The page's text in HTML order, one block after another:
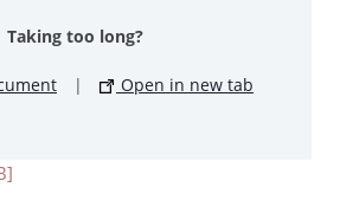
Taking too long?
| Open in new tab